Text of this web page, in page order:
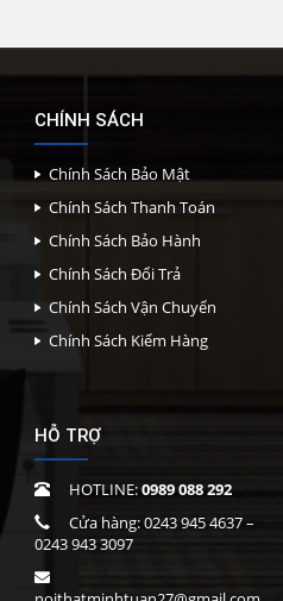
CHÍNH SÁCH
Chính Sách Bảo Mật
Chính Sách Thanh Toán
Chính Sách Bảo Hành
Chính Sách Đổi Trả
Chính Sách Vận Chuyển
Chính Sách Kiểm Hàng
HỖ TRỢ
HOTLINE:0989 088 292
Cửa hàng:0243 945 4637–
0243 943 3097